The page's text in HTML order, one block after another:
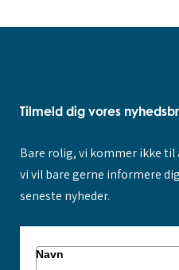
Tilmeld dig vores
Bare rolig, vi kommer ikke til
vi vil bare gerne informere
seneste nyheder.
Navn